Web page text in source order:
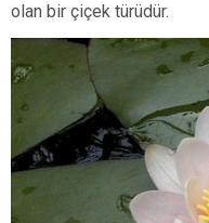
olan bir çiçek türüdür.